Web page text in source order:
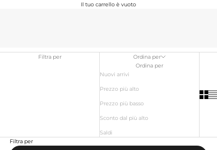
Il tuo carrello è vuoto
Filtra per
Ordina per
Ordina per
Nuovi arrivi
Prezzo più alto
Prezzo più basso
Sconto dal più alto
Saldi
Filtra per